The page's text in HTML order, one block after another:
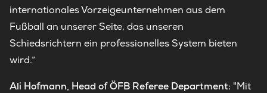
internationales Vorzeigeunternehmen aus dem
Fußball an unserer Seite, das unseren
Schiedsrichtern ein professionelles System bieten
wird.“
Ali Hofmann, Head of ÖFB Referee Department: "Mit